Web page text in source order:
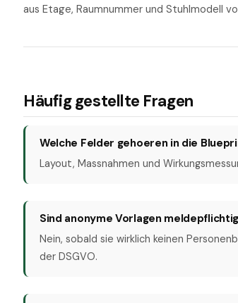
aus Etage, Raumnummer und Stuhlmodell
Häufig gestellte Fragen
Welche Felder gehoeren in die
Layout, Massnahmen und
Sind anonyme Vorlagen
Nein, sobald sie wirklich keinen
der DSGVO.